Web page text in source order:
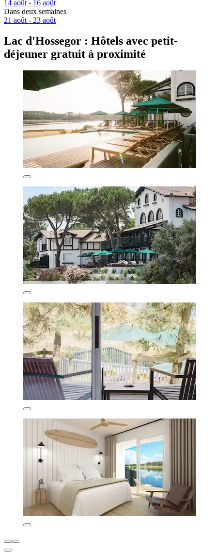
14 août - 16 août
Dans deux semaines
21 août - 23 août
Lac d'Hossegor : Hôtels avec petit-
déjeuner gratuit à proximité